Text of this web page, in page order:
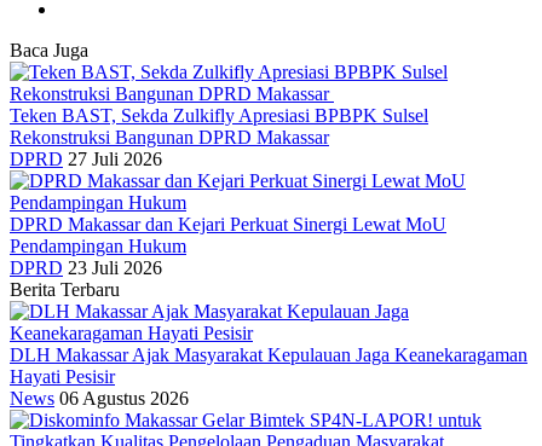
Baca Juga
Teken BAST, Sekda Zulkifly Apresiasi BPBPK Sulsel
Rekonstruksi Bangunan DPRD Makassar
DPRD 27 Juli 2026
DPRD Makassar dan Kejari Perkuat Sinergi Lewat MoU
Pendampingan Hukum
DPRD 23 Juli 2026
Berita Terbaru
DLH Makassar Ajak Masyarakat Kepulauan Jaga Keanekaragaman
Hayati Pesisir
News 06 Agustus 2026